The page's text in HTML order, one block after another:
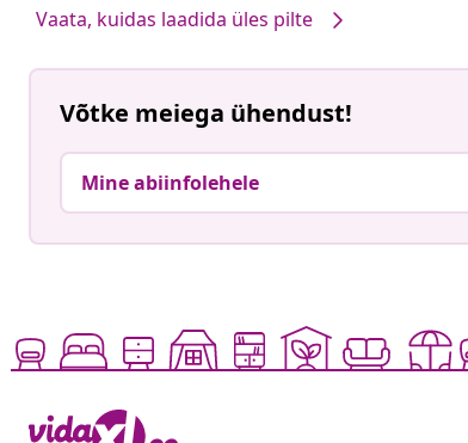
Vaata, kuidas laadida üles pilte
Võtke meiega ühendust!
Mine abiinfolehele